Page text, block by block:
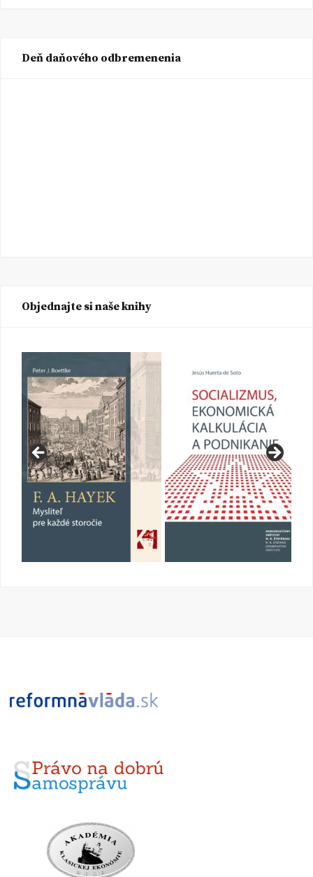
Deň daňového odbremenenia
Objednajte si naše knihy